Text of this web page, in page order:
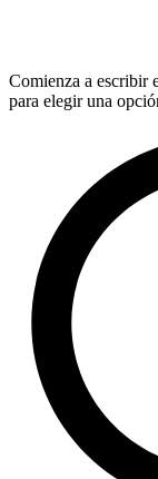
Comienza a escribir
para elegir una